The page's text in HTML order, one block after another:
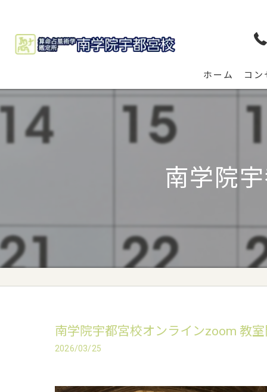
ホーム コン
南学院
南学院宇都宮校オンラインzoom 教
2026/03/25